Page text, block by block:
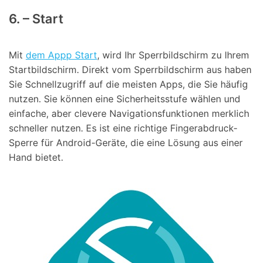
6. – Start
Mit dem Appp Start, wird Ihr Sperrbildschirm zu Ihrem
Startbildschirm. Direkt vom Sperrbildschirm aus haben
Sie Schnellzugriff auf die meisten Apps, die Sie häufig
nutzen. Sie können eine Sicherheitsstufe wählen und
einfache, aber clevere Navigationsfunktionen merklich
schneller nutzen. Es ist eine richtige Fingerabdruck-
Sperre für Android-Geräte, die eine Lösung aus einer
Hand bietet.